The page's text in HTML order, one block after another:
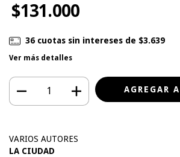
$131.000
36 cuotas sin intereses de $3.639
Ver más detalles
VARIOS AUTORES
LA CIUDAD